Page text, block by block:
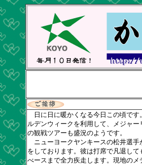
日に日に暖かくなる今日この頃です
ルデンウィークを利用して、メジャー
の観戦ツアーも盛況のようです。
ニューヨークヤンキースの松井選手
をしております。彼は打席で凡退して
べースまで全力疾走します。現地のメ